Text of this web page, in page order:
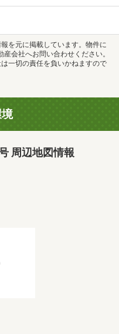
報を元に掲載しています。物件に
会社へお問い合わせください。
一切の責任を負いかねますので
周辺地図情報